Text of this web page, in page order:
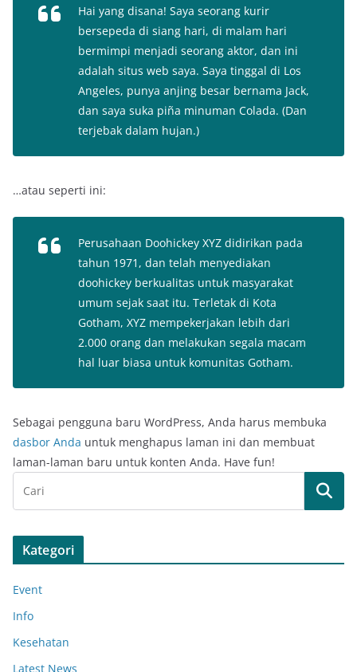
Hai yang disana! Saya seorang kurir
bersepeda di siang hari, di malam hari
bermimpi menjadi seorang aktor, dan ini
adalah situs web saya. Saya tinggal di Los
Angeles, punya anjing besar bernama Jack,
dan saya suka piña minuman Colada. (Dan
terjebak dalam hujan.)
…atau seperti ini:
Perusahaan Doohickey XYZ didirikan pada
tahun 1971, dan telah menyediakan
doohickey berkualitas untuk masyarakat
umum sejak saat itu. Terletak di Kota
Gotham, XYZ mempekerjakan lebih dari
2.000 orang dan melakukan segala macam
hal luar biasa untuk komunitas Gotham.
Sebagai pengguna baru WordPress, Anda harus membuka
dasbor Anda untuk menghapus laman ini dan membuat
laman-laman baru untuk konten Anda. Have fun!
Kategori
Event
Info
Kesehatan
Latest News